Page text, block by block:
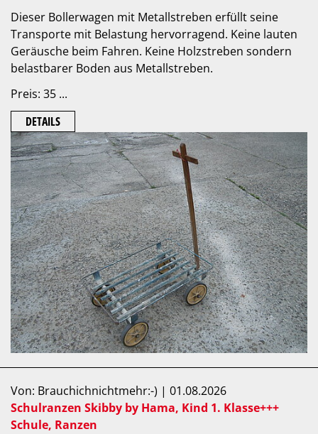
Dieser Bollerwagen mit Metallstreben erfüllt seine
Transporte mit Belastung hervorragend. Keine lauten
Geräusche beim Fahren. Keine Holzstreben sondern
belastbarer Boden aus Metallstreben.
Preis: 35 ...
DETAILS
Von: Brauchichnichtmehr:-) | 01.08.2026
Schulranzen Skibby by Hama, Kind 1. Klasse+++
Schule, Ranzen